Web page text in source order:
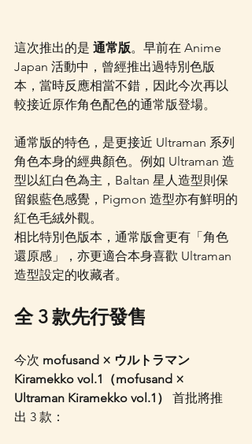
這次推出的是 通常版。早前在 Anime
Japan 活動中，曾經推出過特別色版
本，當時反應相當不錯，因此今次再以
較接近原作角色配色的通常版登場。
通常版的特色，是更接近 Ultraman 系列
角色本身的經典顏色。例如 Ultraman 造
型以紅白色為主，Baltan 星人造型則保
留銀藍色感覺，Pigmon 造型亦有鮮明的
紅色毛絨外觀。
相比特別色版本，通常版會更有「角色
還原感」，亦更適合本身喜歡 Ultraman
造型設定的收藏者。
全 3 款先行發售
今次 mofusand × ウルトラマン
Kiramekko vol.1（mofusand ×
Ultraman Kiramekko vol.1）
首批將推
出 3 款：